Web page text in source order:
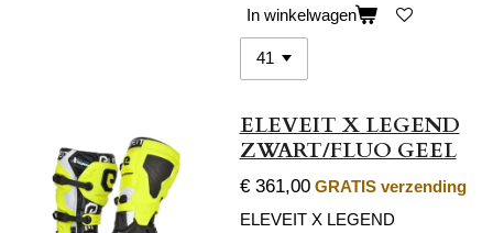
In winkelwagen
ELEVEIT X LEGEND
ZWART/FLUO GEEL
€ 361,00 GRATIS verzending
ELEVEIT X LEGEND